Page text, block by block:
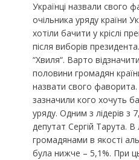
Українці назвали свого
очільника уряду країни
хотіли бачити у кріслі
після виборів
“Хвиля“. Варто
половини громадян
назвати свого фаворита.
зазначили кого хочуть
уряду. Одним з лідерів з
депутат Сергій Тарута.
громадянами в якості
була нижче – 5,1%. При